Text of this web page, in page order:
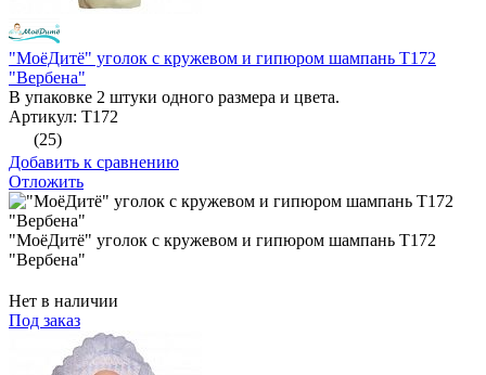
"МоёДитё" уголок с кружевом и гипюром шампань Т172
"Вербена"
В упаковке 2 штуки одного размера и цвета.
Артикул: Т172
(25)
Добавить к сравнению
Отложить
"МоёДитё" уголок с кружевом и гипюром шампань Т172
"Вербена"
Нет в наличии
Под заказ